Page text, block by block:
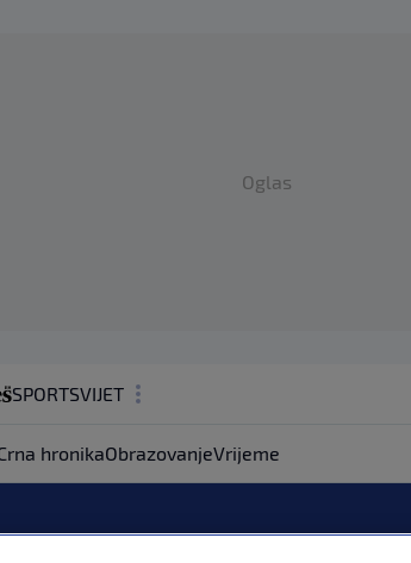
Oglas
SPORTSVIJET
ZDRAVLJE
SHOWBIZ
hronikaObrazovanjeVrijeme